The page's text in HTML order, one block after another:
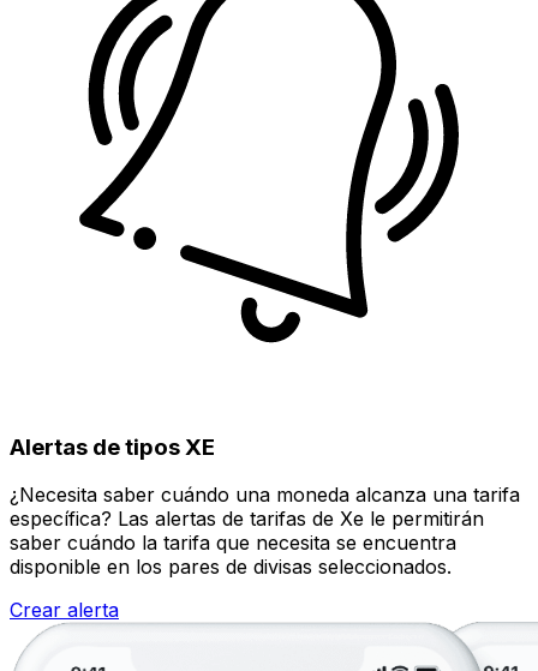
Alertas de tipos XE
¿Necesita saber cuándo una moneda alcanza una tarifa
específica? Las alertas de tarifas de Xe le permitirán
saber cuándo la tarifa que necesita se encuentra
disponible en los pares de divisas seleccionados.
Crear alerta